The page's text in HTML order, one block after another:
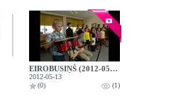
EIROBUSIŅŠ (2012-05-13)
2012-05-13
(0)
(1)